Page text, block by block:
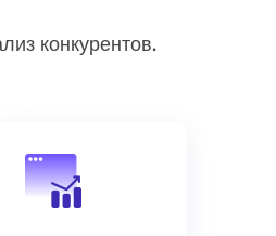
конкурентов.